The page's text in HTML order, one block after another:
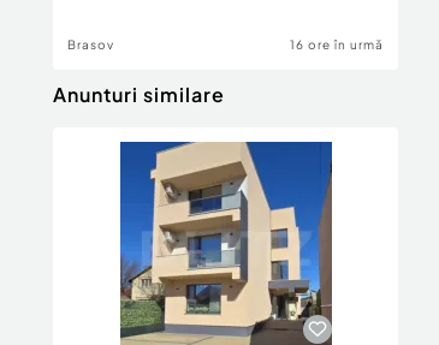
Brasov 16 ore în urmă
Anunturi similare